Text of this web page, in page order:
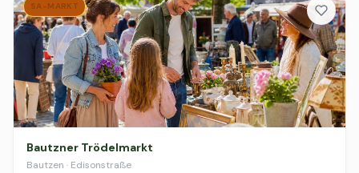
SA-MARKT
Bautzner Trödelmarkt
Bautzen · Edisonstraße